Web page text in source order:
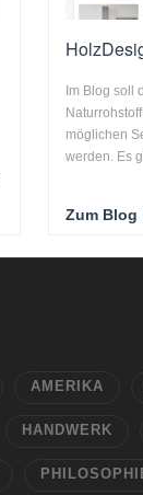
Im Blog soll
möglichen
werden. Es
Zum Blog
AMERIKA
HANDWERK